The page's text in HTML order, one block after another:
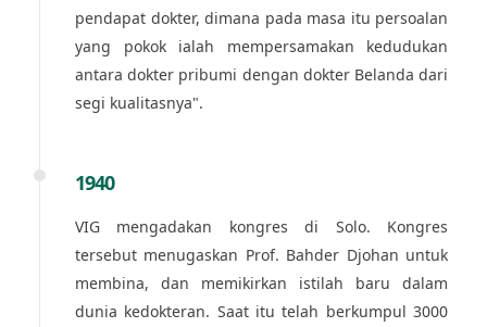
pendapat dokter, dimana pada masa itu persoalan
yang pokok ialah mempersamakan kedudukan
antara dokter pribumi dengan dokter Belanda dari
segi kualitasnya".
1940
VIG mengadakan kongres di Solo. Kongres
tersebut menugaskan Prof. Bahder Djohan untuk
membina, dan memikirkan istilah baru dalam
dunia kedokteran. Saat itu telah berkumpul 3000